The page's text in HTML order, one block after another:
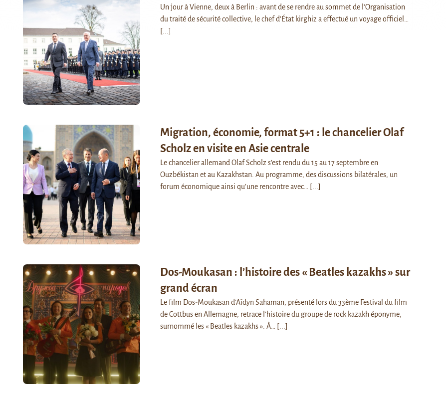
Un jour à Vienne, deux à Berlin : avant de se rendre au sommet de l’Organisation
du traité de sécurité collective, le chef d’État kirghiz a effectué un voyage officiel…
[...]
Migration, économie, format 5+1 : le chancelier Olaf
Scholz en visite en Asie centrale
Le chancelier allemand Olaf Scholz s’est rendu du 15 au 17 septembre en
Ouzbékistan et au Kazakhstan. Au programme, des discussions bilatérales, un
forum économique ainsi qu’une rencontre avec…
[...]
Dos-Moukasan : l’histoire des « Beatles kazakhs » sur
grand écran
Le film Dos-Moukasan d’Aïdyn Sahaman, présenté lors du 33ème Festival du film
de Cottbus en Allemagne, retrace l’histoire du groupe de rock kazakh éponyme,
surnommé les « Beatles kazakhs ». À…
[...]